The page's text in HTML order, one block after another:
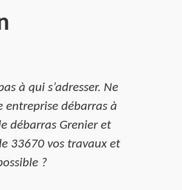
à qui s’adresser. Ne
entreprise débarras à
débarras Grenier et
33670 vos travaux et
?